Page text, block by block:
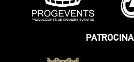
PATROCINA